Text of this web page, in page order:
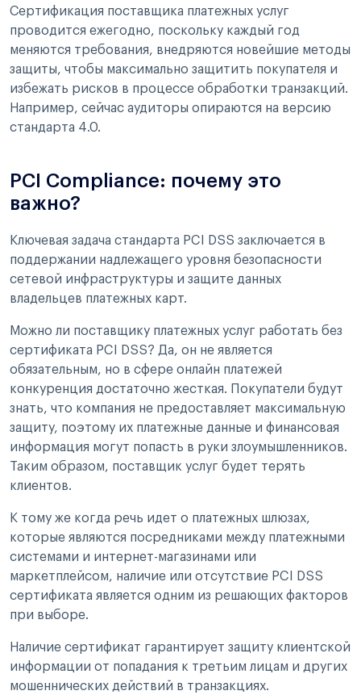
Сертификация поставщика платежных услуг
проводится ежегодно, поскольку каждый год
меняются требования, внедряются новейшие методы
защиты, чтобы максимально защитить покупателя и
избежать рисков в процессе обработки транзакций.
Например, сейчас аудиторы опираются на версию
стандарта 4.0.
PCI Compliance: почему это
важно?
Ключевая задача стандарта PCI DSS заключается в
поддержании надлежащего уровня безопасности
сетевой инфраструктуры и защите данных
владельцев платежных карт.
Можно ли поставщику платежных услуг работать без
сертификата PCI DSS? Да, он не является
обязательным, но в сфере онлайн платежей
конкуренция достаточно жесткая. Покупатели будут
знать, что компания не предоставляет максимальную
защиту, поэтому их платежные данные и финансовая
информация могут попасть в руки злоумышленников.
Таким образом, поставщик услуг будет терять
клиентов.
К тому же когда речь идет о платежных шлюзах,
которые являются посредниками между платежными
системами и интернет-магазинами или
маркетплейсом, наличие или отсутствие PCI DSS
сертификата является одним из решающих факторов
при выборе.
Наличие сертификат гарантирует защиту клиентской
информации от попадания к третьим лицам и других
мошеннических действий в транзакциях.